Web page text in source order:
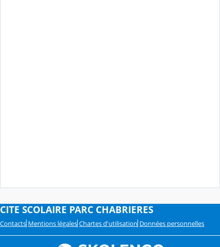
CITE SCOLAIRE PARC CHABRIERES
Contacts Mentions légales Chartes d'utilisation Données personnelles